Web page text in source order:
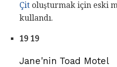
Çit oluşturmak için eski
kullandı.
19 19
Jane'nin Toad Motel